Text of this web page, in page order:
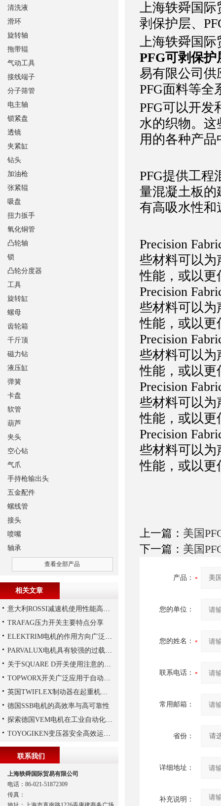
上海轶舜国际
剥保护层、
上海轶舜国际
PFG可剥保护
易有限公司供
PFG面料等全
PFG可以开发
水的织物。这
用的各种产品
PFG提供工程
量混凝土板的
有高吸水性和
Precision
些材料可以为
性能，或以更
Precision
些材料可以为
性能，或以更
Precision
些材料可以为
性能，或以更
Precision
些材料可以为
性能，或以更
Precision
些材料可以为
性能，或以更
上一篇： 美国
下一篇： 美国
产品：
您的单位：
您的姓名：
联系电话：
常用邮箱：
省份：
详细地址：
补充说明：
清洗液
滑环
旋转轴
拖带辊
气动工具
接线端子
分子筛管
电主轴
锁紧盘
透镜
夹紧缸
钻头
加油枪
张紧辊
吸盘
扭力扳手
氧化铜管
凸轮轴
锁
凸轮分度器
工具
旋转缸
螺母
齿轮箱
千斤顶
磁力钻
液压缸
弹簧
卡盘
软管
葫芦
夹头
空心钻
气爪
手持枪输出头
五金配件
螺线管
接头
喷嘴
轴承
查看全部产品
相关文章
意大利ROSSI减速机使用性能高、持久，运行平稳
TRAFAG压力开关主要特点分享
ELEKTRIM电机的作用方向广泛且多元化
PARVALUX电机具有较强的过载能力
关于SQUARE D开关使用注意的介绍
TOPWORX开关广泛应用于自动化控制领域
英国TWIFLEX制动器在起重机作业中出现常见故障的原因
德国SSB电机的高效率与高可靠性
探索德国VEM电机在工业自动化中的应用
TOYOGIKEN变压器安全高效运行指南：规范操作与长效维护
联系我们
上海轶舜国际贸易有限公司
电话：86-021-51872309
传真：